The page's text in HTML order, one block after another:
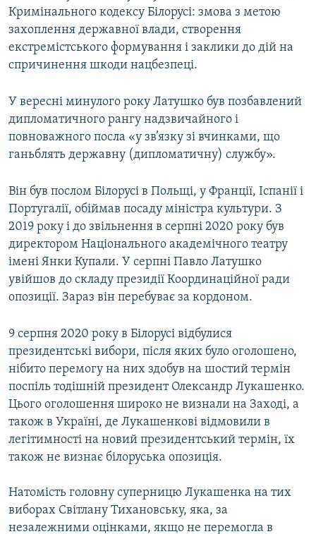
Кримінального кодексу Білорусі: змова з метою
захоплення державної влади, створення
екстремістського формування і заклики до дій на
спричинення шкоди нацбезпеці.
У вересні минулого року Латушко був позбавлений
дипломатичного рангу надзвичайного і
повноважного посла «у зв’язку зі вчинками, що
ганьблять державну (дипломатичну) службу».
Він був послом Білорусі в Польщі, у Франції, Іспанії і
Португалії, обіймав посаду міністра культури. З
2019 року і до звільнення в серпні 2020 року був
директором Національного академічного театру
імені Янки Купали. У серпні Павло Латушко
увійшов до складу президії Координаційної ради
опозиції. Зараз він перебуває за кордоном.
9 серпня 2020 року в Білорусі відбулися
президентські вибори, після яких було оголошено,
нібито перемогу на них здобув на шостий термін
поспіль тодішній президент Олександр Лукашенко.
Цього оголошення широко не визнали на Заході, а
також в Україні, де Лукашенкові відмовили в
легітимності на новий президентський термін, їх
також не визнає білоруська опозиція.
Натомість головну суперницю Лукашенка на тих
виборах Світлану Тихановську, яка, за
незалежними оцінками, якщо не перемогла в